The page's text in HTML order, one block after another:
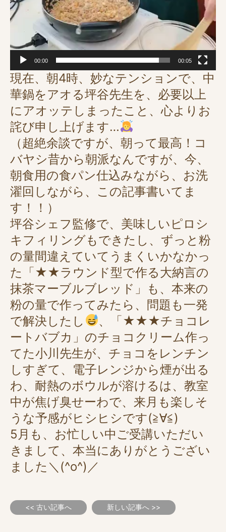
00:00 00:05
現在、朝4時、妙なテンションで、中
華鍋をアオる坪谷先生を、必要以上
にアオッテしまったこと、心よりお
詫び申し上げます…
（超絶余談ですが、朝って最高！コ
バヤシ昔から朝派なんですが、今、
朝食用の食パン仕込みながら、お洗
濯回しながら、この記事書いてま
す！！）
坪谷シェフ監修で、美味しいピロシ
キフィリングもできたし、ずっと粉
の量間違えていてうまくいかなかっ
た「★★ラウンド型で作る大納言の
抹茶マーブルブレッド」も、本来の
粉の量で作ってみたら、問題も一発
で解決したし
、「★★★チョコレ
ートバブカ」のチョコクリーム作っ
てた小川先生が、チョコをレンチン
しすぎて、電子レンジから煙が出る
わ、耐熱のボウルが溶けるは、教室
中が焦げ臭せーわで、来月も楽しそ
うな予感がヒシヒシです(≧∀≦)
5月も、お忙しい中ご受講いただい
きまして、本当にありがとうござい
ました＼(^o^)／
<< 古い記事へ 新しい記事へ >>